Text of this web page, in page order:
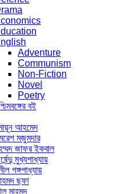
Adventure
Communism
Non-Fiction
Novel
Poetry
বই
আহমেদ
মজুমদার
জাফর ইকবাল
মুখ্যপাধ্যায়
গঙ্গপাধ্যায়
ছফা
মাহমুদ